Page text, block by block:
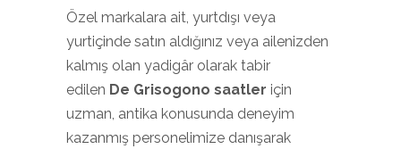
Özel markalara ait, yurtdışı veya
yurtiçinde satın aldığınız veya ailenizden
kalmış olan yadigâr olarak tabir
edilen De Grisogono saatler için
uzman, antika konusunda deneyim
kazanmış personelimize danışarak